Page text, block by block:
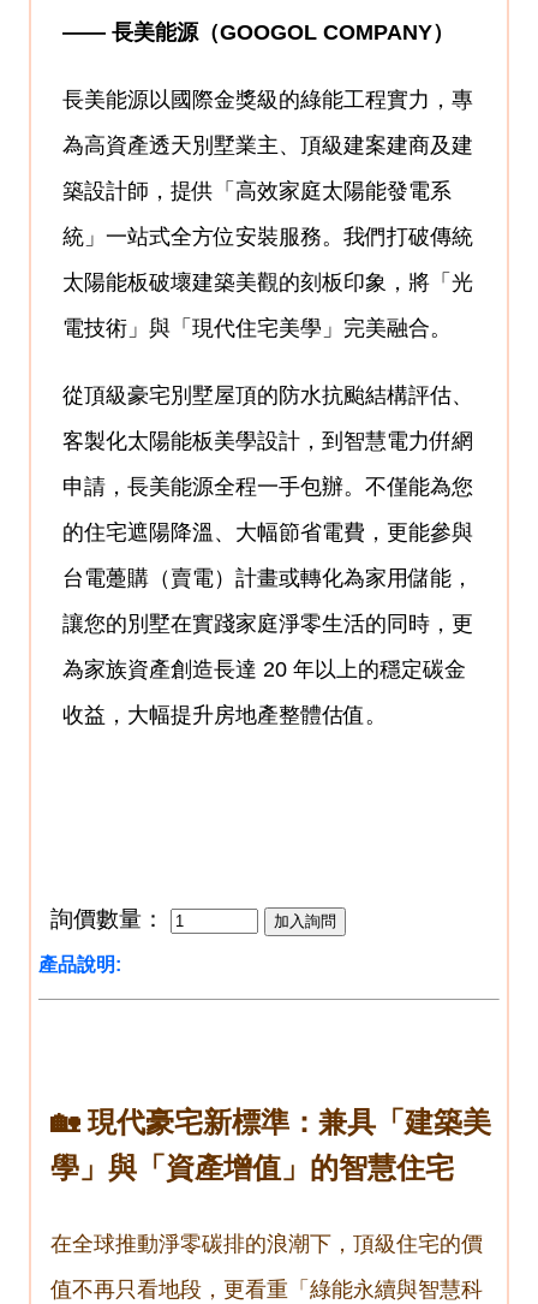
—— 長美能源（GOOGOL COMPANY）
長美能源以國際金獎級的綠能工程實力，專
為高資產透天別墅業主、頂級建案建商及建
築設計師，提供「高效家庭太陽能發電系
統」一站式全方位安裝服務。我們打破傳統
太陽能板破壞建築美觀的刻板印象，將「光
電技術」與「現代住宅美學」完美融合。
從頂級豪宅別墅屋頂的防水抗颱結構評估、
客製化太陽能板美學設計，到智慧電力倂網
申請，長美能源全程一手包辦。不僅能為您
的住宅遮陽降溫、大幅節省電費，更能參與
台電躉購（賣電）計畫或轉化為家用儲能，
讓您的別墅在實踐家庭淨零生活的同時，更
為家族資產創造長達 20 年以上的穩定碳金
收益，大幅提升房地產整體估值。
詢價數量：
產品說明:
🏡 現代豪宅新標準：兼具「建築美
學」與「資產增值」的智慧住宅
在全球推動淨零碳排的浪潮下，頂級住宅的價
值不再只看地段，更看重「綠能永續與智慧科